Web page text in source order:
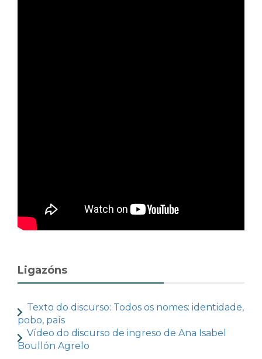
Ligazóns
Texto do discurso: Todos os nomes: identidade,
pobo, país
Vídeo do discurso de ingreso de Ana Isabel
Boullón Agrelo